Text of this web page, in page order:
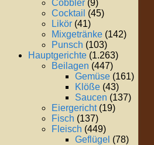
Cobbler (9)
Cocktail (45)
Likör (41)
Mixgetränke (142)
Punsch (103)
Hauptgerichte (1.263)
Beilagen (447)
Gemüse (161)
Klöße (43)
Saucen (137)
Eiergericht(19)
Fisch (137)
Fleisch (449)
Geflügel (78)